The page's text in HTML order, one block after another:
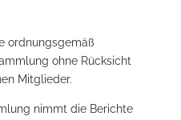
ordnungsgemäß
ohne Rücksicht
Mitglieder.
nimmt die Berichte